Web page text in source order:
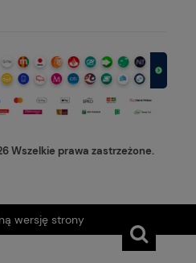
Wszelkie prawa zastrzeżone.
wersję strony